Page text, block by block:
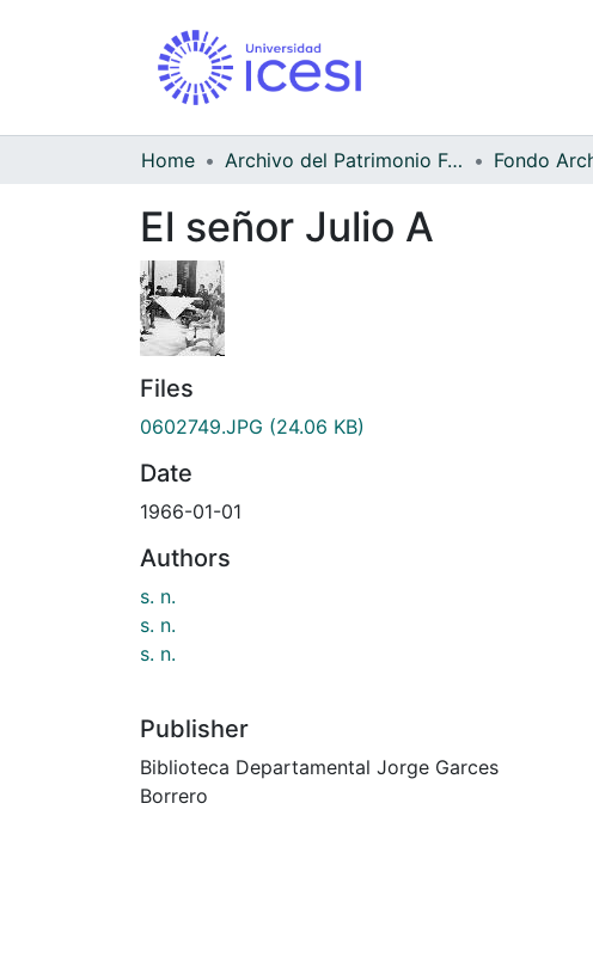
Home Archivo del Patrimonio Fotográfico y Fílmico del Valle del Cauca
El señor Julio A
Files
0602749.JPG (24.06 KB)
Date
1966-01-01
Authors
s. n.
s. n.
s. n.
Publisher
Biblioteca Departamental Jorge Garces
Borrero